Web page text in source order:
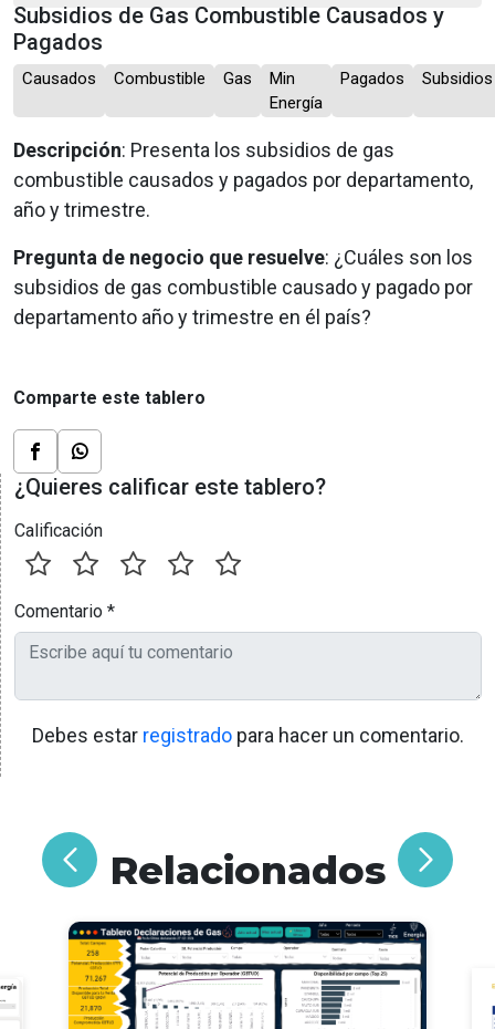
Subsidios de Gas Combustible Causados y
Pagados
Causados Combustible Gas
Min
Energía
Pagados Subsidios
Descripción: Presenta los subsidios de gas
combustible causados y pagados por departamento,
año y trimestre.
Pregunta de negocio que resuelve: ¿Cuáles son los
subsidios de gas combustible causado y pagado por
departamento año y trimestre en él país?
Comparte este tablero
¿Quieres calificar este tablero?
Calificación
Comentario *
Debes estar registrado para hacer un comentario.
Relacionados